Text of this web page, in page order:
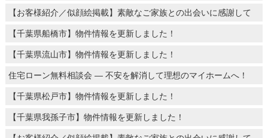
【お客様紹介／似顔絵掲載】素敵なご家族との出会いに感謝して
【千葉県船橋市】物件情報を更新しました！
【千葉県流山市】物件情報を更新しました！
住宅ローン無料相談会 ― 不安を解消して理想のマイホームへ！
【千葉県松戸市】物件情報を更新しました！
【千葉県我孫子市】物件情報を更新しました！